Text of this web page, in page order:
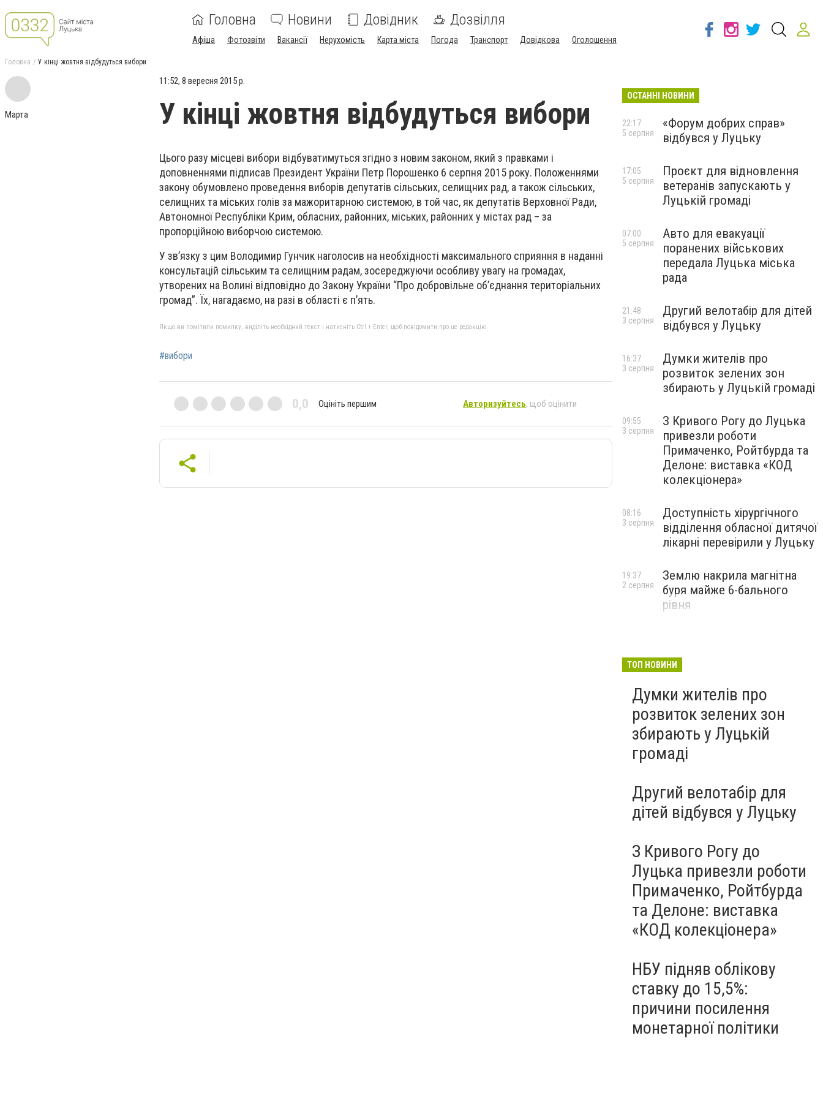
Головна Новини Довідник Дозвілля
Афіша Фотозвіти Вакансії Нерухомість Карта міста Погода Транспорт Довідкова Оголошення
Головна У кінці жовтня відбудуться вибори
Марта
11:52, 8 вересня 2015 р.
У кінці жовтня відбудуться вибори
Цього разу місцеві вибори відбуватимуться згідно з новим законом, який з правками і
доповненнями підписав Президент України Петр Порошенко 6 серпня 2015 року. Положеннями
закону обумовлено проведення виборів депутатів сільських, селищних рад, а також сільських,
селищних та міських голів за мажоритарною системою, в той час, як депутатів Верховної Ради,
Автономної Республіки Крим, обласних, районних, міських, районних у містах рад – за
пропорційною виборчою системою.
У зв’язку з цим Володимир Гунчик наголосив на необхідності максимального сприяння в наданні
консультацій сільським та селищним радам, зосереджуючи особливу увагу на громадах,
утворених на Волині відповідно до Закону України “Про добровільне об’єднання територіальних
громад”. Їх, нагадаємо, на разі в області є п’ять.
Якщо ви помітили помилку, виділіть необхідний текст і натисніть Ctrl + Enter, щоб повідомити про це редакцію
#вибори
0,0 Оцініть першим Авторизуйтесь, щоб оцінити
ОСТАННІ НОВИНИ
«Форум добрих справ»
відбувся у Луцьку
22:17
5 серпня
Проєкт для відновлення
ветеранів запускають у
Луцькій громаді
17:05
5 серпня
Авто для евакуації
поранених військових
передала Луцька міська
рада
07:00
5 серпня
Другий велотабір для дітей
відбувся у Луцьку
21:48
3 серпня
Думки жителів про
розвиток зелених зон
збирають у Луцькій громаді
16:37
3 серпня
З Кривого Рогу до Луцька
привезли роботи
Примаченко, Ройтбурда та
Делоне: виставка «КОД
колекціонера»
09:55
3 серпня
Доступність хірургічного
відділення обласної дитячої
лікарні перевірили у Луцьку
08:16
3 серпня
Землю накрила магнітна
буря майже 6-бального
рівня
19:37
2 серпня
ТОП НОВИНИ
Думки жителів про
розвиток зелених зон
збирають у Луцькій
громаді
Другий велотабір для
дітей відбувся у Луцьку
З Кривого Рогу до
Луцька привезли роботи
Примаченко, Ройтбурда
та Делоне: виставка
«КОД колекціонера»
НБУ підняв облікову
ставку до 15,5%:
причини посилення
монетарної політики